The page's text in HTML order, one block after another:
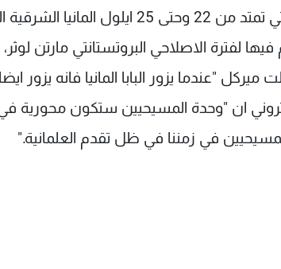
بنديكتس لالمانيا مسقط رأسه.ويزور البابا في جولته التي تمتد من 22
لفترة الاصلاحي البروتستانتي مارتن
"عندما يزور البابا المانيا فانه يزور
ان "وحدة المسيحيين ستكون محورية في
في زمننا في ظل تقدم العلمانية."